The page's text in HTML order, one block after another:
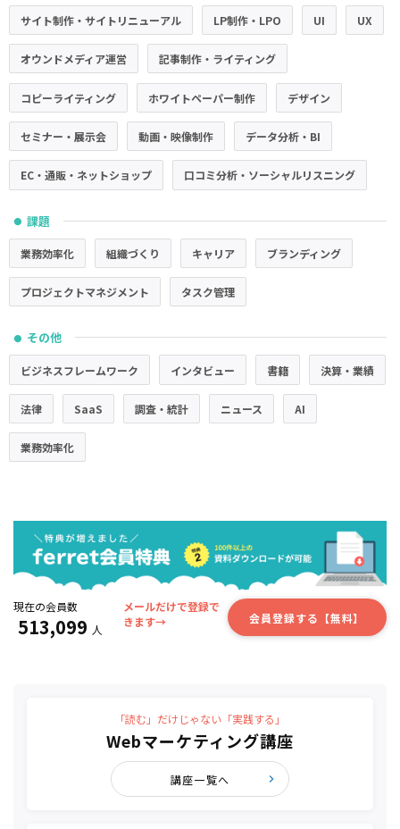
サイト制作・サイトリニューアル LP制作・LPO UI UX
オウンドメディア運営 記事制作・ライティング
コピーライティング ホワイトペーパー制作 デザイン
セミナー・展示会 動画・映像制作 データ分析・BI
EC・通販・ネットショップ 口コミ分析・ソーシャルリスニング
● 課題
業務効率化 組織づくり キャリア ブランディング
プロジェクトマネジメント タスク管理
● その他
ビジネスフレームワーク インタビュー 書籍 決算・業績
法律 SaaS 調査・統計 ニュース AI
業務効率化
現在の会員数
513,099 人
メールだけで登録で
きます→
会員登録する【無料】
「読む」だけじゃない「実践する」
Webマーケティング講座
講座一覧へ